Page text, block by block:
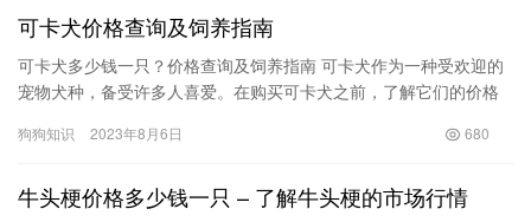
可卡犬价格查询及饲养指南
可卡犬多少钱一只？价格查询及饲养指南 可卡犬作为一种受欢迎的
宠物犬种，备受许多人喜爱。在购买可卡犬之前，了解它们的价格
及一…
狗狗知识 2023年8月6日 680
牛头梗价格多少钱一只 – 了解牛头梗的市场行情